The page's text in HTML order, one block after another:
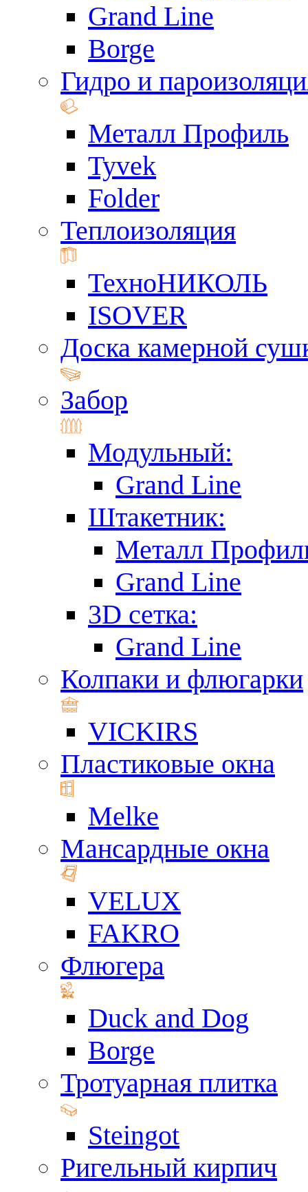
Grand Line
Borge
Гидро и
Металл Профиль
Tyvek
Folder
Теплоизоляция
ТехноНИКОЛЬ
ISOVER
Доска камерной
Забор
Модульный:
Grand Line
Штакетник:
Металл
Grand Line
3D сетка:
Grand Line
Колпаки и флюгарки
VICKIRS
Пластиковые окна
Melke
Мансардные окна
VELUX
FAKRO
Флюгера
Duck and Dog
Borge
Тротуарная плитка
Steingot
Ригельный кирпич